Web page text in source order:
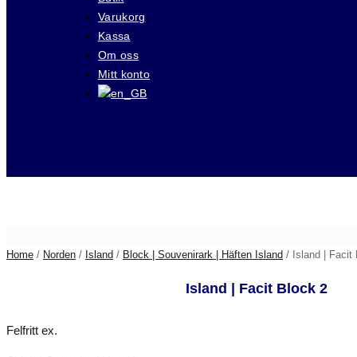
Varukorg
Kassa
Om oss
Mitt konto
Home / Norden / Island / Block | Souvenirark | Häften Island / Island | Facit
Island | Facit Block 2
Felfritt ex.